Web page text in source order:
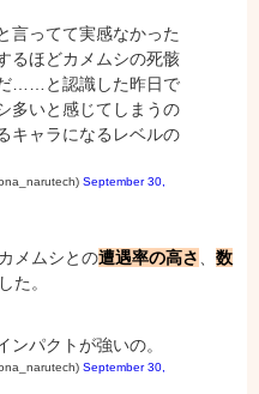
言ってて実感なかった
るほどカメムシの死骸
……と認識した昨日で
多いと感じてしまうの
キャラになるレベルの
September 30,
メムシとの遭遇率の高さ、 数
た。
ンパクトが強いの。
September 30,